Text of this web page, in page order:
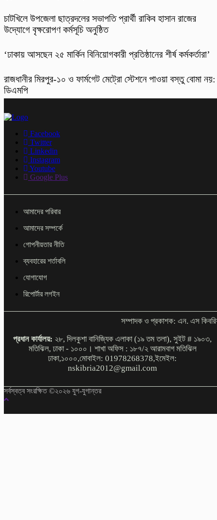
চাটখিলে উপজেলা ছাত্রদলের সভাপতি প্রার্থী রাকিব হাসান রাজের
উদ্যোগে বৃক্ষরোপণ কর্মসূচি অনুষ্ঠিত
‘ঢাকায় আসছেন ২৫ মার্কিন বিনিয়োগকারী প্রতিষ্ঠানের শীর্ষ কর্মকর্তারা’
রাজধানীর মিরপুর-১০ ও ফার্মগেট মেট্রো স্টেশনে পাওয়া বস্তু বোমা নয়:
ডিএমপি
Facebook
Twitter
Linkedin
Instagram
Youtube
Google Plus
আমাদের পরিবার
আমাদের সম্পর্কে
গোপনীয়তার নীতি
ব্যবহারের শর্তাবলি
যোগাযোগ
রিপোর্টার লগইন
সম্পাদক ও প্রকাশক: এন. এস
প্রধান কার্যালয়: ২৮, দিলকুশা বানিজ্যিক এলাকা (১৯ তম তলা), সুইট # ১৯০৩,
মতিঝিল, ঢাকা - ১০০০। শাখা অফিস : ১৮৭/২ আরামবাগ মতিঝিল
ঢাকা,১০০০,মোবাইল: 01978268378,ইমেইল:
nskibria2012@gmail.com
সর্বস্বত্ব সংরক্ষিত ©২০২৬ যুগ-যুগান্তর